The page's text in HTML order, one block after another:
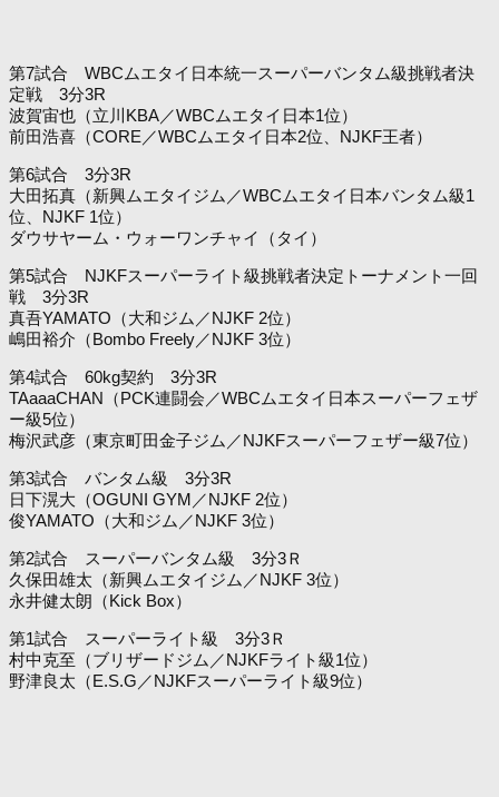
第7試合 WBCムエタイ日本統一スーパーバンタム級挑戦者決
定戦 3分3R
波賀宙也（立川KBA／WBCムエタイ日本1位）
前田浩喜（CORE／WBCムエタイ日本2位、NJKF王者）
第6試合 3分3R
大田拓真（新興ムエタイジム／WBCムエタイ日本バンタム級1
位、NJKF 1位）
ダウサヤーム・ウォーワンチャイ（タイ）
第5試合 NJKFスーパーライト級挑戦者決定トーナメント一回
戦 3分3R
真吾YAMATO（大和ジム／NJKF 2位）
嶋田裕介（Bombo Freely／NJKF 3位）
第4試合 60kg契約 3分3R
TAaaaCHAN（PCK連闘会／WBCムエタイ日本スーパーフェザ
ー級5位）
梅沢武彦（東京町田金子ジム／NJKFスーパーフェザー級7位）
第3試合 バンタム級 3分3R
日下滉大（OGUNI GYM／NJKF 2位）
俊YAMATO（大和ジム／NJKF 3位）
第2試合 スーパーバンタム級 3分3Ｒ
久保田雄太（新興ムエタイジム／NJKF 3位）
永井健太朗（Kick Box）
第1試合 スーパーライト級 3分3Ｒ
村中克至（ブリザードジム／NJKFライト級1位）
野津良太（E.S.G／NJKFスーパーライト級9位）